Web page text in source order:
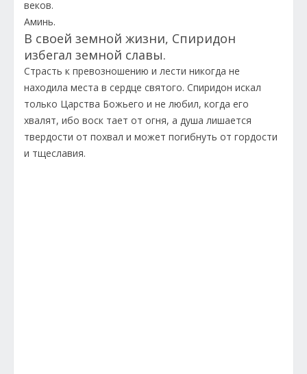
веков.
Аминь.
В своей земной жизни, Спиридон
избегал земной славы.
Страсть к превозношению и лести никогда не
находила места в сердце святого. Спиридон искал
только Царства Божьего и не любил, когда его
хвалят, ибо воск тает от огня, а душа лишается
твердости от похвал и может погибнуть от гордости
и тщеславия.